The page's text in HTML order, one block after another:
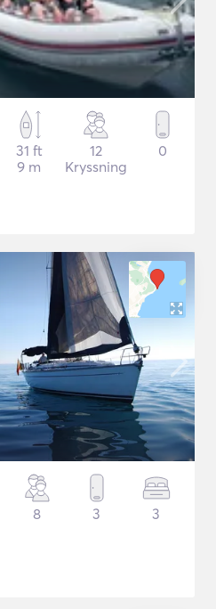
31 ft
9 m
12
Kryssning
0
8 3 3